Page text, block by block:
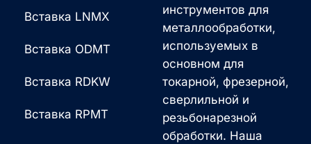
инструментов для
металлообработки,
используемых в
основном для
токарной, фрезерной,
сверлильной и
резьбонарезной
обработки. Наша
Вставка LNMX
Вставка ODMT
Вставка RDKW
Вставка RPMT